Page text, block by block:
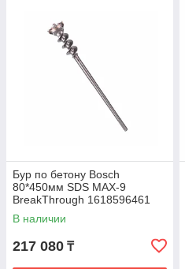
Бур по бетону Bosch
80*450мм SDS MAX-9
BreakThrough 1618596461
В наличии
217 080 ₸